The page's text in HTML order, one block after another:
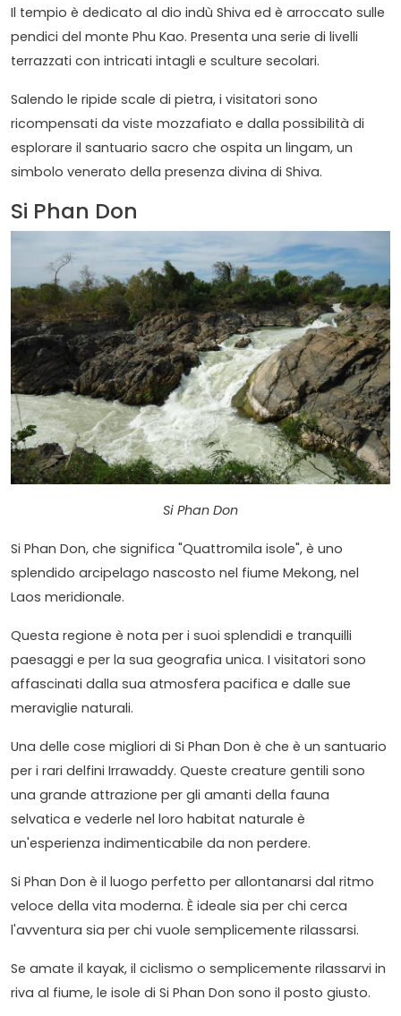
Il tempio è dedicato al dio indù Shiva ed è arroccato sulle
pendici del monte Phu Kao. Presenta una serie di livelli
terrazzati con intricati intagli e sculture secolari.
Salendo le ripide scale di pietra, i visitatori sono
ricompensati da viste mozzafiato e dalla possibilità di
esplorare il santuario sacro che ospita un lingam, un
simbolo venerato della presenza divina di Shiva.
Si Phan Don
Si Phan Don
Si Phan Don, che significa "Quattromila isole", è uno
splendido arcipelago nascosto nel fiume Mekong, nel
Laos meridionale.
Questa regione è nota per i suoi splendidi e tranquilli
paesaggi e per la sua geografia unica. I visitatori sono
affascinati dalla sua atmosfera pacifica e dalle sue
meraviglie naturali.
Una delle cose migliori di Si Phan Don è che è un santuario
per i rari delfini Irrawaddy. Queste creature gentili sono
una grande attrazione per gli amanti della fauna
selvatica e vederle nel loro habitat naturale è
un'esperienza indimenticabile da non perdere.
Si Phan Don è il luogo perfetto per allontanarsi dal ritmo
veloce della vita moderna. È ideale sia per chi cerca
l'avventura sia per chi vuole semplicemente rilassarsi.
Se amate il kayak, il ciclismo o semplicemente rilassarvi in
riva al fiume, le isole di Si Phan Don sono il posto giusto.